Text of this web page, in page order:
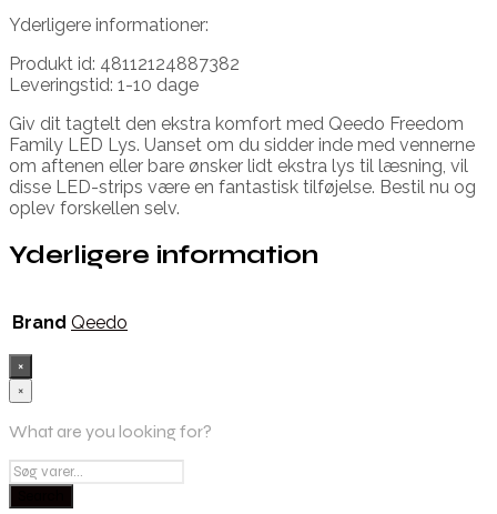
Yderligere informationer:
Produkt id: 48112124887382
Leveringstid: 1-10 dage
Giv dit tagtelt den ekstra komfort med Qeedo Freedom
Family LED Lys. Uanset om du sidder inde med vennerne
om aftenen eller bare ønsker lidt ekstra lys til læsning, vil
disse LED-strips være en fantastisk tilføjelse. Bestil nu og
oplev forskellen selv.
Yderligere information
Brand Qeedo
×
×
What are you looking for?